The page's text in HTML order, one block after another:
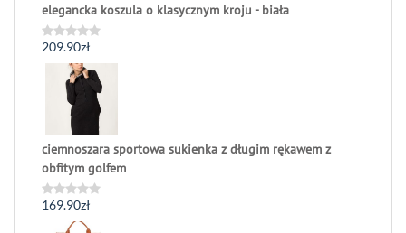
elegancka koszula o klasycznym kroju - biała
Oceniono
0
209.90zł
ciemnoszara sportowa sukienka z długim rękawem z
obfitym golfem
Oceniono
169.90zł